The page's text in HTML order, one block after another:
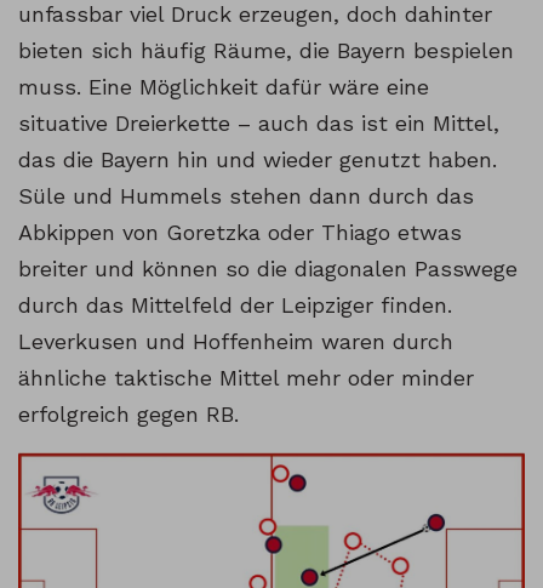
unfassbar viel Druck erzeugen, doch dahinter
bieten sich häufig Räume, die Bayern bespielen
muss. Eine Möglichkeit dafür wäre eine
situative Dreierkette – auch das ist ein Mittel,
das die Bayern hin und wieder genutzt haben.
Süle und Hummels stehen dann durch das
Abkippen von Goretzka oder Thiago etwas
breiter und können so die diagonalen Passwege
durch das Mittelfeld der Leipziger finden.
Leverkusen und Hoffenheim waren durch
ähnliche taktische Mittel mehr oder minder
erfolgreich gegen RB.